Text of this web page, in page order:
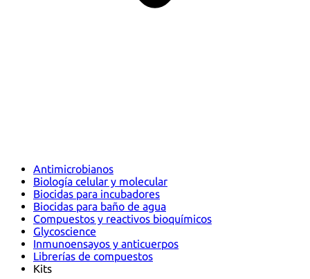
Antimicrobianos
Biología celular y molecular
Biocidas para incubadores
Biocidas para baño de agua
Compuestos y reactivos bioquímicos
Glycoscience
Inmunoensayos y anticuerpos
Librerías de compuestos
Kits